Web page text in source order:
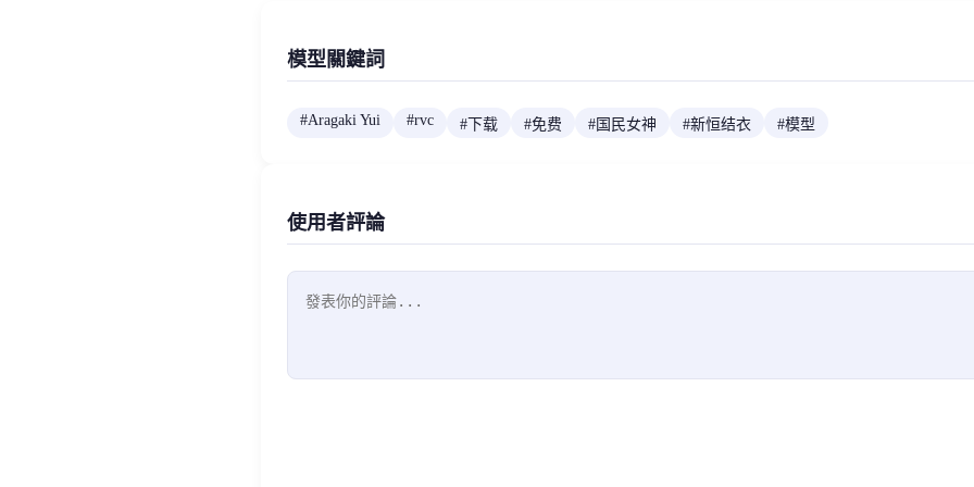
模型關鍵詞
#Aragaki Yui #rvc # 下载 #免费 # 国民女神 #新恒结衣 #模型
使用者評論